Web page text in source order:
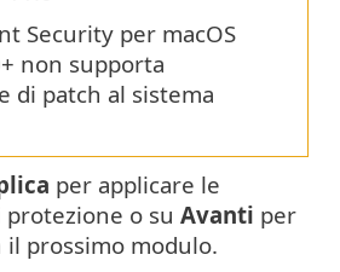
Security per macOS
non supporta
di patch al sistema
per applicare le
o su Avanti per
prossimo modulo.